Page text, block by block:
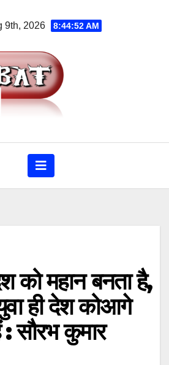
9th, 2026 8:44:53 AM
को महान बनता है,
ही देश कोआगे
सौरभ कुमार